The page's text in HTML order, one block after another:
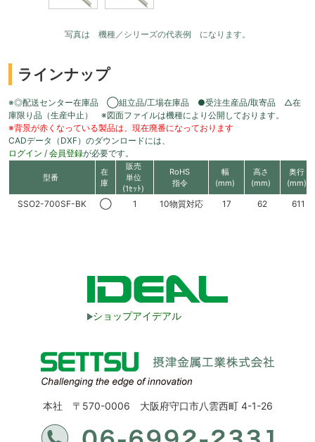
写真は 機種／シリーズの代表例 になります。
ラインナップ
※◎配送センター在庫品 ◯組立品/工場在庫品 ●受注生産品/取寄品 △在
庫限り品（生産中止） ※図面ファイルは機種により公開しております。
※背景が赤くなっている製品は、現在廃番になっております
CADデータ（DXF）のダウンロードには、
ログイン / 会員登録が必要です。
型番
在
庫
販売
単位
(1ｾｯﾄ)
RoHS
指令
幅
(mm)
高さ
(mm)
奥行
(mm)
SSO2-700SF-BK ◯ 1 10物質対応 17 62 611
ショップアイデアル
本社 〒570-0006 大阪府守口市八雲西町 4-1-26